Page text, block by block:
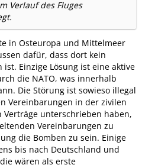
Verlauf des Fluges
in Osteuropa und Mittelmeer
dafür, dass dort kein
ist. Einzige Lösung ist eine aktive
die NATO, was innerhalb
Die Störung ist sowieso illegal
Vereinbarungen in der zivilen
Verträge unterschrieben haben,
Vereinbarungen zu
die Bomben zu sein. Einige
bis nach Deutschland und
wären als erste